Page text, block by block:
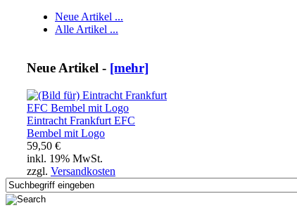
Neue Artikel ...
Alle Artikel ...
Neue Artikel - [mehr]
Eintracht Frankfurt EFC
Bembel mit Logo
59,50 €
inkl. 19% MwSt.
zzgl. Versandkosten